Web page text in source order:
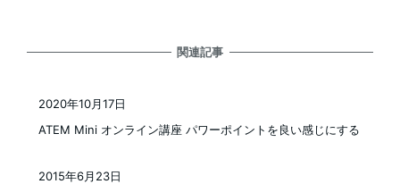
関連記事
ATEM Mini オンライン講座 パワーポイントを良い感じにする
2020年10月17日
2015年6月23日